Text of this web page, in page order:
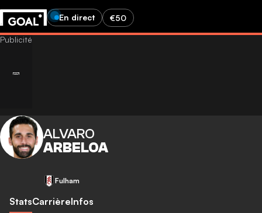
En direct €50
ALVARO
ARBELOA
Fulham
StatsCarrièreInfos